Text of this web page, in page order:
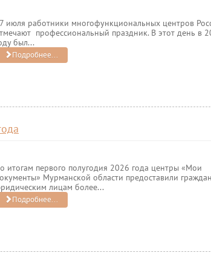
июля работники многофункциональных центров
профессиональный праздник. В этот день в
был...
Подробнее...
итогам первого полугодия 2026 года центры «Мои
Мурманской области предоставили
лицам более...
Подробнее...